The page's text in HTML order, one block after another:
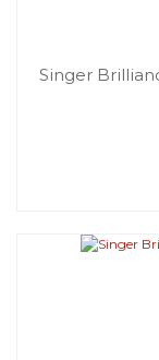
Singer